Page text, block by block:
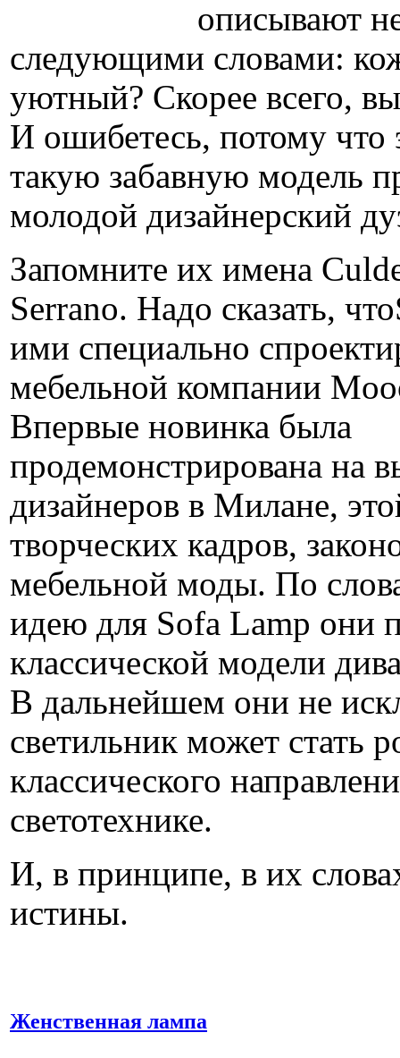
описывают
следующими словами:
уютный? Скорее всего,
И ошибетесь, потому что
такую забавную модель
молодой дизайнерский
Запомните их имена
Serrano. Надо сказать,
ими специально
мебельной компании
Впервые новинка была
продемонстрирована на
дизайнеров в Милане,
творческих кадров,
мебельной моды. По
идею для Sofa Lamp они
классической модели
В дальнейшем они не
светильник может стать
классического
светотехнике.
И, в принципе, в их
истины.
Женственная лампа